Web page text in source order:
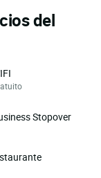
del
Stopover